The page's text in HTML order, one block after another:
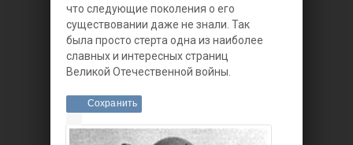
что следующие поколения о его
существовании даже не знали. Так
была просто стерта одна из наиболее
славных и интересных страниц
Великой Отечественной войны.
Сохранить